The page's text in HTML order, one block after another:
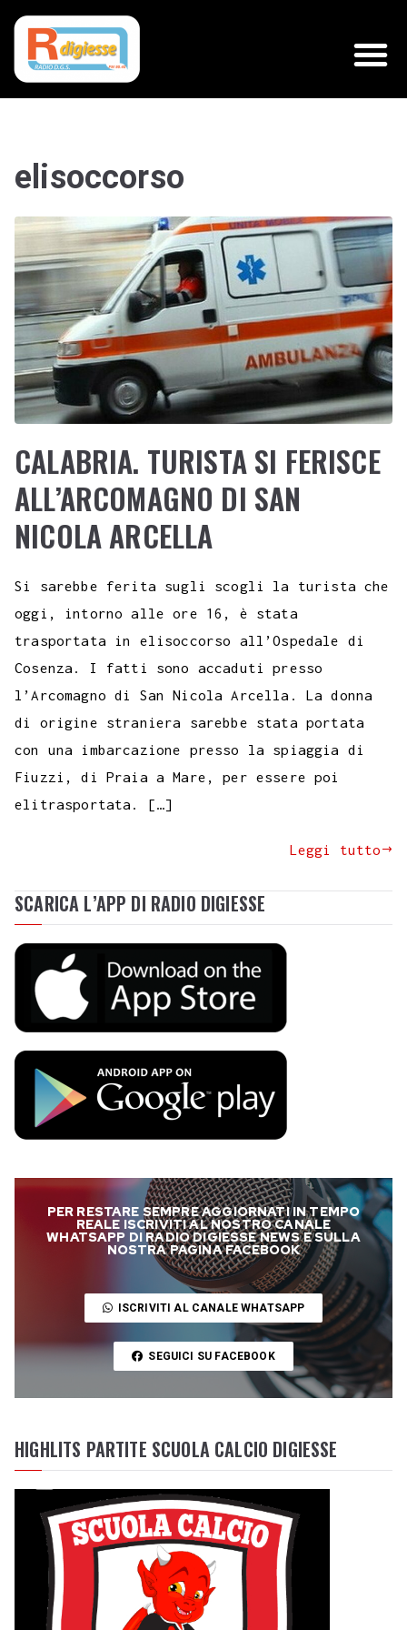
elisoccorso
CALABRIA. TURISTA SI FERISCE
ALL’ARCOMAGNO DI SAN
NICOLA ARCELLA
Si sarebbe ferita sugli scogli la turista che
oggi, intorno alle ore 16, è stata
trasportata in elisoccorso all’Ospedale di
Cosenza. I fatti sono accaduti presso
l’Arcomagno di San Nicola Arcella. La donna
di origine straniera sarebbe stata portata
con una imbarcazione presso la spiaggia di
Fiuzzi, di Praia a Mare, per essere poi
elitrasportata. […]
Leggi tutto
SCARICA L’APP DI RADIO DIGIESSE
PER RESTARE SEMPRE AGGIORNATI IN TEMPO
REALE ISCRIVITI AL NOSTRO CANALE
WHATSAPP DI RADIO DIGIESSE NEWS E SULLA
NOSTRA PAGINA FACEBOOK
ISCRIVITI AL CANALE WHATSAPP
SEGUICI SU FACEBOOK
HIGHLITS PARTITE SCUOLA CALCIO DIGIESSE